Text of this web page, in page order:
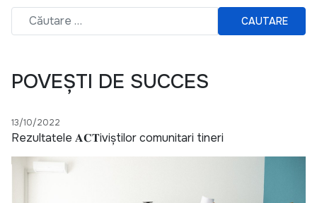
CAUTARE
POVEȘTI DE SUCCES
13/10/2022
Rezultatele 𝐀𝐂𝐓iviștilor comunitari tineri